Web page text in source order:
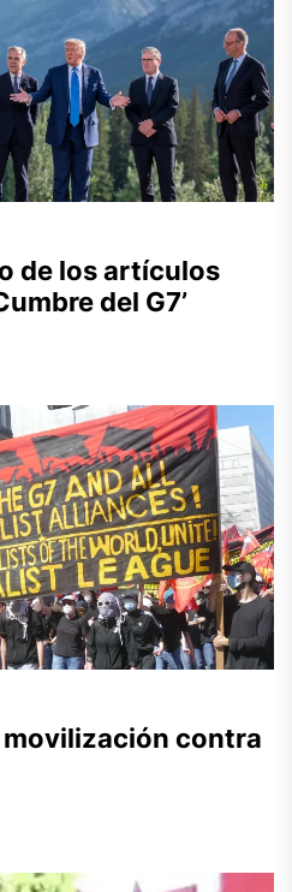
de los artículos
del G7’
movilización contra